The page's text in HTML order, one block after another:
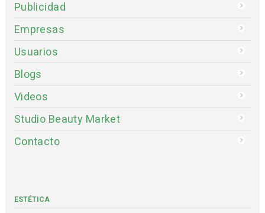
Publicidad
Empresas
Usuarios
Blogs
Videos
Studio Beauty Market
Contacto
ESTÉTICA